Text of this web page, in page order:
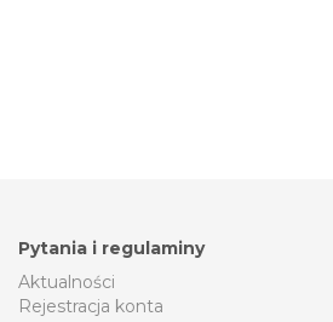
Pytania i regulaminy
Aktualności
Rejestracja konta